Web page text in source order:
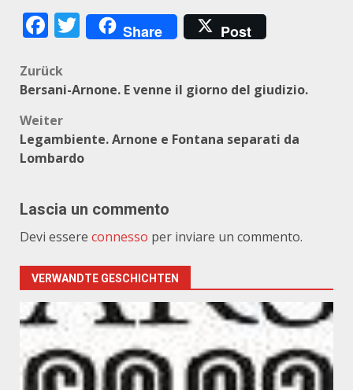
Facebook
Twitter
Share Post
Beitragsnavigation
Zurück
Bersani-Arnone. E venne il giorno del giudizio.
Weiter
Legambiente. Arnone e Fontana separati da
Lombardo
Lascia un commento
Devi essere connesso per inviare un commento.
VERWANDTE GESCHICHTEN